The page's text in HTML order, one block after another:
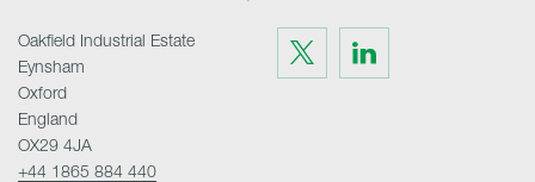
Visit
us
on
Twitter
Visit
on
LinkedIn
Oakfield Industrial Estate
Eynsham
Oxford
England
OX29 4JA
+44 1865 884 440